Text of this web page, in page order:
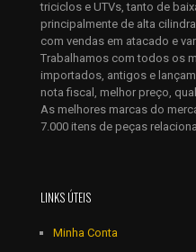
Salvar meus dados neste
eu comentar.
triciclos e UTVs, tanto de
principalmente de alta
com vendas em atacado e
Trabalhamos com todos os
importados, antigos e
nota fiscal, melhor preço,
As melhores marcas do
7.000 itens de peças
LINKS ÚTEIS
Minha Conta